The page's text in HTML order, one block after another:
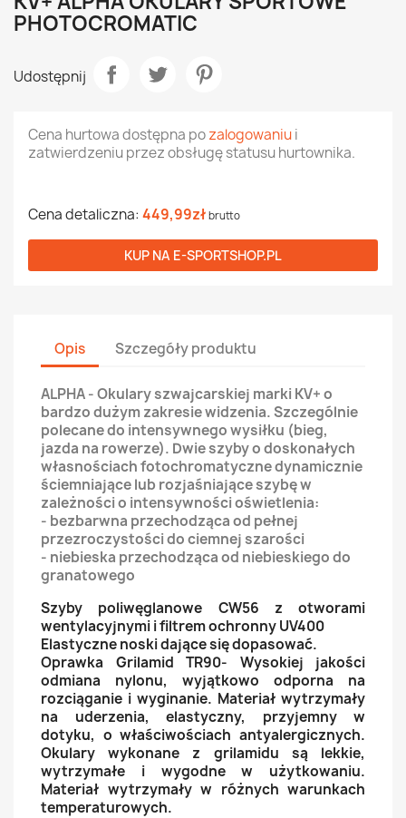
PHOTOCROMATIC
Udostępnij
Cena hurtowa dostępna pozalogowaniui
zatwierdzeniu przez obsługę statusu hurtownika.
Cena detaliczna: 449,99złbrutto
KUP NA E-SPORTSHOP.PL
Opis Szczegóły produktu
ALPHA - Okulary szwajcarskiej marki KV+ o
bardzo dużym zakresie widzenia. Szczególnie
polecane do intensywnego wysiłku (bieg,
jazda na rowerze). Dwie szyby o doskonałych
własnościach fotochromatyczne dynamicznie
ściemniające lub rozjaśniające szybę w
zależności o intensywności oświetlenia:
- bezbarwna przechodząca od pełnej
przezroczystości do ciemnej szarości
- niebieska przechodząca od niebieskiego do
granatowego
Szyby poliwęglanowe CW56 z otworami
wentylacyjnymi i filtrem ochronny UV400
Elastyczne noski dające się dopasować.
Oprawka Grilamid TR90- Wysokiej jakości
odmiana nylonu, wyjątkowo odporna na
rozciąganie i wyginanie. Materiał wytrzymały
na uderzenia, elastyczny, przyjemny w
dotyku, o właściwościach antyalergicznych.
Okulary wykonane z grilamidu są lekkie,
wytrzymałe i wygodne w użytkowaniu.
Materiał wytrzymały w różnych warunkach
temperaturowych.